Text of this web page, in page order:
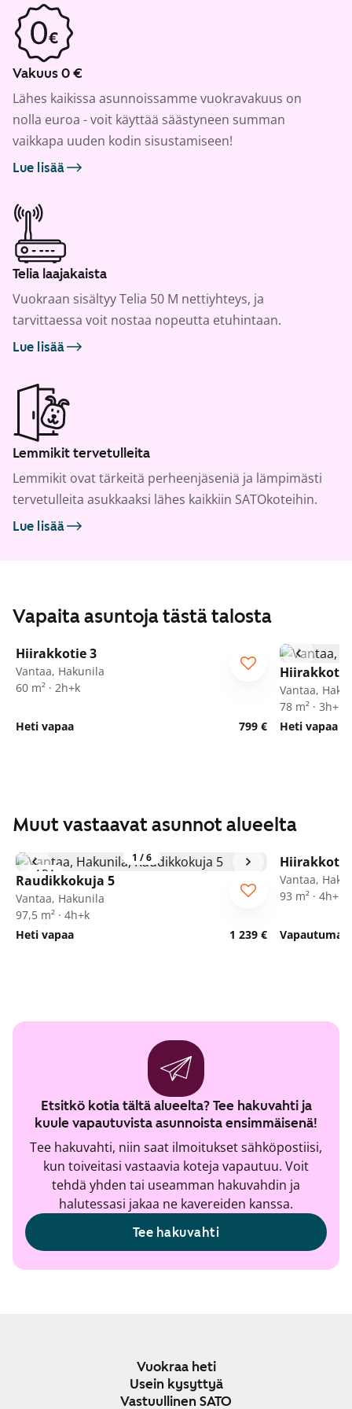
Vakuus 0 €
Lähes kaikissa asunnoissamme vuokravakuus on
nolla euroa - voit käyttää säästyneen summan
vaikkapa uuden kodin sisustamiseen!
Lue lisää
Telia laajakaista
Vuokraan sisältyy Telia 50 M nettiyhteys, ja
tarvittaessa voit nostaa nopeutta etuhintaan.
Lue lisää
Lemmikit tervetulleita
Lemmikit ovat tärkeitä perheenjäseniä ja lämpimästi
tervetulleita asukkaaksi lähes kaikkiin SATOkoteihin.
Lue lisää
Vapaita asuntoja tästä talosta
/10
Hiirakkotie 3
Vantaa, Hakunila
60 m² · 2h+k
Heti vapaa 799 €
Hiirakkotie
Vantaa,
78 m² · 3h+k
Heti vapaa
Muut vastaavat asunnot alueelta
1 /6
ARA
Raudikkokuja 5
Vantaa, Hakunila
97,5 m² · 4h+k
Heti vapaa
1 239 €
Hiirakkotie
Vantaa,
93 m² · 4h+k
Etsitkö kotia tältä alueelta? Tee hakuvahti ja
kuule vapautuvista asunnoista ensimmäisenä!
Tee hakuvahti, niin saat ilmoitukset sähköpostiisi,
kun toiveitasi vastaavia koteja vapautuu. Voit
tehdä yhden tai useamman hakuvahdin ja
halutessasi jakaa ne kavereiden kanssa.
Tee hakuvahti
Vuokraa heti
Usein kysyttyä
Vastuullinen SATO